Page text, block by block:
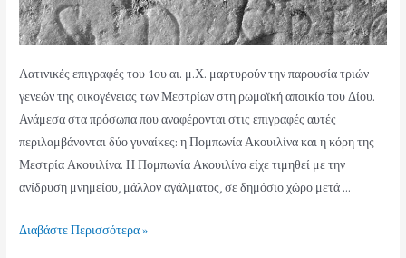
Λατινικές επιγραφές του 1ου αι. μ.Χ. μαρτυρούν την παρουσία τριών
γενεών της οικογένειας των Μεστρίων στη ρωμαϊκή αποικία του Δίου.
Ανάμεσα στα πρόσωπα που αναφέρονται στις επιγραφές αυτές
περιλαμβάνονται δύο γυναίκες: η Πομπωνία Ακουιλίνα και η κόρη της
Μεστρία Ακουιλίνα. Η Πομπωνία Ακουιλίνα είχε τιμηθεί με την
ανίδρυση μνημείου, μάλλον αγάλματος, σε δημόσιο χώρο μετά …
Διαβάστε Περισσότερα »